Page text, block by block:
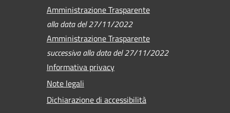
Amministrazione Trasparente
alla data del 27/11/2022
Amministrazione Trasparente
successiva alla data del 27/11/2022
Informativa privacy
Note legali
Dichiarazione di accessibilità